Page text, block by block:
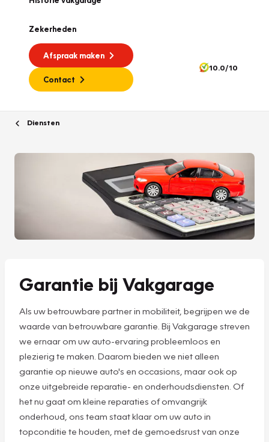
Zekerheden
Afspraak maken
Contact
10.0/10
Diensten
Garantie bij Vakgarage
Als uw betrouwbare partner in mobiliteit, begrijpen we de
waarde van betrouwbare garantie. Bij Vakgarage streven
we ernaar om uw auto-ervaring probleemloos en
plezierig te maken. Daarom bieden we niet alleen
garantie op nieuwe auto's en occasions, maar ook op
onze uitgebreide reparatie- en onderhoudsdiensten. Of
het nu gaat om kleine reparaties of omvangrijk
onderhoud, ons team staat klaar om uw auto in
topconditie te houden, met de gemoedsrust van onze